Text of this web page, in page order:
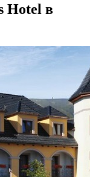
Hotel в